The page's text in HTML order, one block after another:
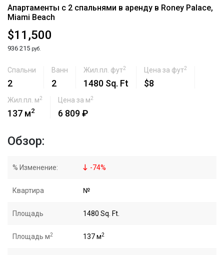
Апартаменты с 2 спальнями в аренду в Roney Palace,
Miami Beach
$11,500
936 215 руб.
Спальни
2
Ванн
2
Жил.пл. фут2
1480 Sq. Ft
Цена за фут2
$8
Жил.пл. м2
137 м2
Цена за м2
6 809 ₽
Обзор:
% Изменение: -74%
Квартира №
Площадь 1480 Sq. Ft.
Площадь м2 137 м2